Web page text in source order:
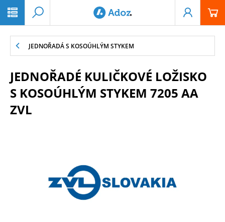
JEDNOŘADÁ S KOSOÚHLÝM STYKEM
JEDNOŘADÉ KULIČKOVÉ LOŽISKO
S KOSOÚHLÝM STYKEM 7205 AA
ZVL